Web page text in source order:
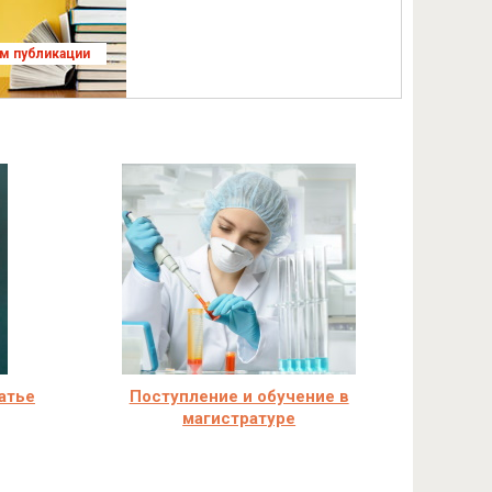
публикации
Поступление и обучение в
магистратуре